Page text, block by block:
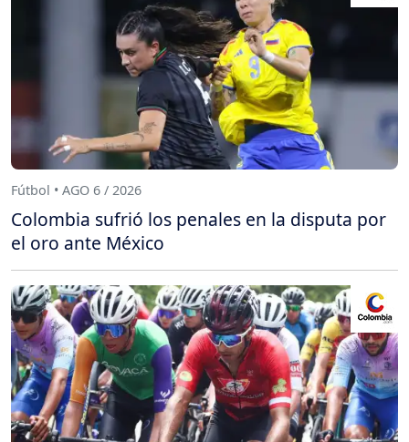
Fútbol • AGO 6 / 2026
Colombia sufrió los penales en la disputa por
el oro ante México